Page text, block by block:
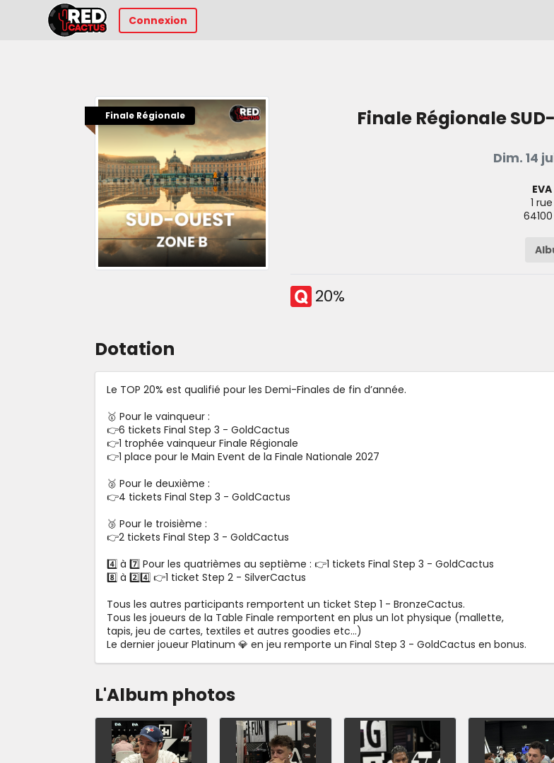
Connexion
Finale Régionale Finale Régionale
Dim. 14
1
64100
20%
Dotation
Le TOP 20% est qualifié pour les Demi-Finales de fin d’année.
🥇 Pour le vainqueur :
👉6 tickets Final Step 3 - GoldCactus
👉1 trophée vainqueur Finale Régionale
👉1 place pour le Main Event de la Finale Nationale 2027
🥈 Pour le deuxième :
👉4 tickets Final Step 3 - GoldCactus
🥉 Pour le troisième :
👉2 tickets Final Step 3 - GoldCactus
4️⃣ à 7️⃣ Pour les quatrièmes au septième : 👉1 tickets Final Step 3 - GoldCactus
8️⃣ à 2️⃣4️⃣ 👉1 ticket Step 2 - SilverCactus
Tous les autres participants remportent un ticket Step 1 - BronzeCactus.
Tous les joueurs de la Table Finale remportent en plus un lot physique (mallette,
tapis, jeu de cartes, textiles et autres goodies etc...)
Le dernier joueur Platinum 💎 en jeu remporte un Final Step 3 - GoldCactus en bonus.
L'Album photos